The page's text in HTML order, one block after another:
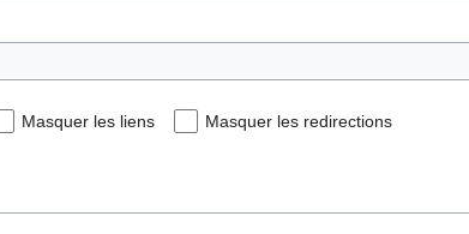
Masquer les liens Masquer les redirections